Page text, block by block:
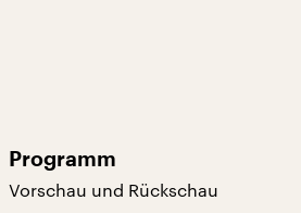
Programm
Vorschau und Rückschau